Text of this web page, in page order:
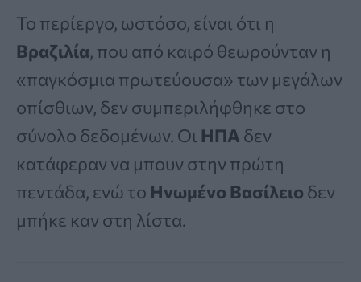
Το περίεργο, ωστόσο, είναι ότι η
Βραζιλία, που από καιρό θεωρούνταν η
«παγκόσμια πρωτεύουσα» των μεγάλων
οπίσθιων, δεν συμπεριλήφθηκε στο
σύνολο δεδομένων. Οι ΗΠΑ δεν
κατάφεραν να μπουν στην πρώτη
πεντάδα, ενώ το Ηνωμένο Βασίλειο δεν
μπήκε καν στη λίστα.